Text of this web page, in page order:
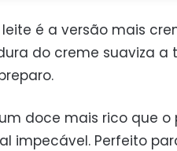
é a versão mais
do creme suaviza
doce mais rico que
impecável. Perfeito